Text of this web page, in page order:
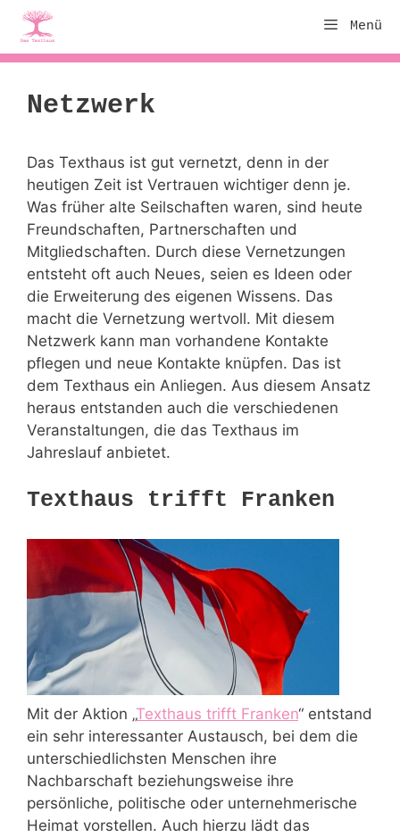
Zum
Inhalt
springen
Menü
Netzwerk
Das Texthaus ist gut vernetzt, denn in der
heutigen Zeit ist Vertrauen wichtiger denn je.
Was früher alte Seilschaften waren, sind heute
Freundschaften, Partnerschaften und
Mitgliedschaften. Durch diese Vernetzungen
entsteht oft auch Neues, seien es Ideen oder
die Erweiterung des eigenen Wissens. Das
macht die Vernetzung wertvoll. Mit diesem
Netzwerk kann man vorhandene Kontakte
pflegen und neue Kontakte knüpfen. Das ist
dem Texthaus ein Anliegen. Aus diesem Ansatz
heraus entstanden auch die verschiedenen
Veranstaltungen, die das Texthaus im
Jahreslauf anbietet.
Texthaus trifft Franken
Mit der Aktion „Texthaus trifft Franken“ entstand
ein sehr interessanter Austausch, bei dem die
unterschiedlichsten Menschen ihre
Nachbarschaft beziehungsweise ihre
persönliche, politische oder unternehmerische
Heimat vorstellen. Auch hierzu lädt das